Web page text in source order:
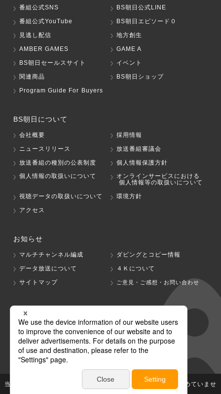
番組公式SNS
BS朝日公式LINE
番組公式YouTube
BS朝日エピソード０
見逃し配信
地方創生
AMBER GAMES
GAME A
BS朝日セールスサイト
イベント
関連商品
BS朝日ショップ
Program Guide For Buyers
BS朝日について
会社概要
採用情報
ニュースリリース
放送番組審議会
放送番組の種別の公表制度
個人情報保護方針
個人情報の取扱いについて
オンラインサービスにおける
個人情報等の取扱いについて
視聴データの取扱いについて
環境方針
アクセス
お知らせ
マルチチャンネル編成
ダビングとコピー情報
データ放送について
４Ｋについて
サイトマップ
ご意見・ご感想・お問い合わせ
グループ会社
テレビ朝日 テレ朝チャンネル
当社が著作権、著作隣接権を有する放送番組等の無断利用は認めていませ
ん。